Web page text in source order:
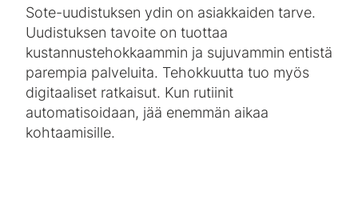
Sote-uudistuksen ydin on asiakkaiden tarve.
Uudistuksen tavoite on tuottaa
kustannustehokkaammin ja sujuvammin entistä
parempia palveluita. Tehokkuutta tuo myös
digitaaliset ratkaisut. Kun rutiinit
automatisoidaan, jää enemmän aikaa
kohtaamisille.